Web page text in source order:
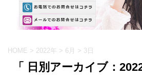
HOME > 2022年 > 6月 > 3日
「 日別アーカイブ：